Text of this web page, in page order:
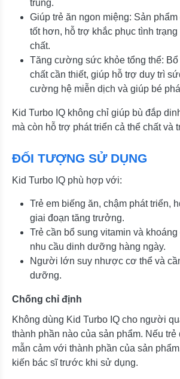
trung.
Giúp trẻ ăn ngon miệng: Sản
tốt hơn, hỗ trợ khắc phục tình
chất.
Tăng cường sức khỏe tổng thể:
chất cần thiết, giúp hỗ trợ duy trì
cường hệ miễn dịch và giúp bé
Kid Turbo IQ không chỉ giúp bù đắp
mà còn hỗ trợ phát triển cả thể chất và
ĐỐI TƯỢNG SỬ DỤNG
Kid Turbo IQ phù hợp với:
Trẻ em biếng ăn, chậm phát triển,
giai đoạn tăng trưởng.
Trẻ cần bổ sung vitamin và
nhu cầu dinh dưỡng hàng ngày.
Người lớn suy nhược cơ thể và
dưỡng.
Chống chỉ định
Không dùng Kid Turbo IQ cho người
thành phần nào của sản phẩm. Nếu
mẫn cảm với thành phần của sản
kiến bác sĩ trước khi sử dụng.